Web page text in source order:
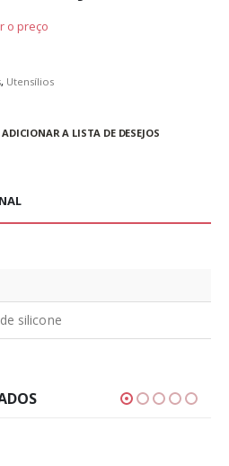
o preço
, Utensílios
ADICIONAR A LISTA DE DESEJOS
silicone